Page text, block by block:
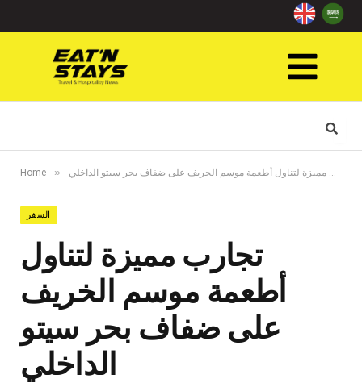
Home » تجارب مميزة لتناول أطعمة موسم الخريف على ضفاف بحر سيتو الداخلي
السفر
تجارب مميزة لتناول
أطعمة موسم الخريف
على ضفاف بحر سيتو
الداخلي